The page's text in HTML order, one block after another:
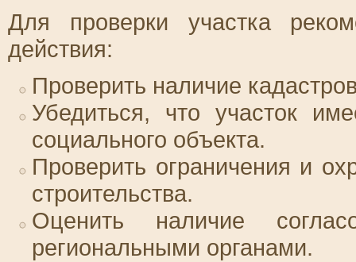
Для проверки участка
действия:
Проверить наличие
Убедиться, что участок
социального объекта.
Проверить ограничения и
строительства.
Оценить наличие
региональными органами.